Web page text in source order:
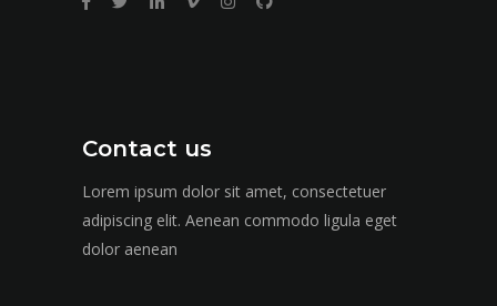
Contact us
Lorem ipsum dolor sit amet, consectetuer
adipiscing elit. Aenean commodo ligula eget
dolor aenean